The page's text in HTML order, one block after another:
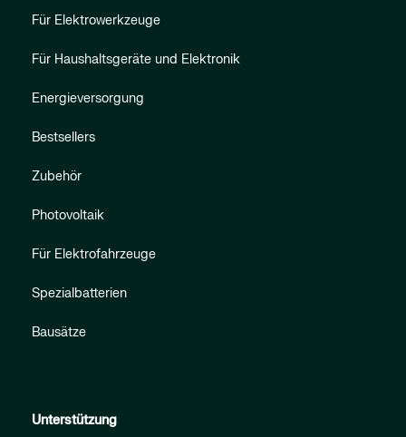
Für Elektrowerkzeuge
Für Haushaltsgeräte und Elektronik
Energieversorgung
Bestsellers
Zubehör
Photovoltaik
Für Elektrofahrzeuge
Spezialbatterien
Bausätze
Unterstützung